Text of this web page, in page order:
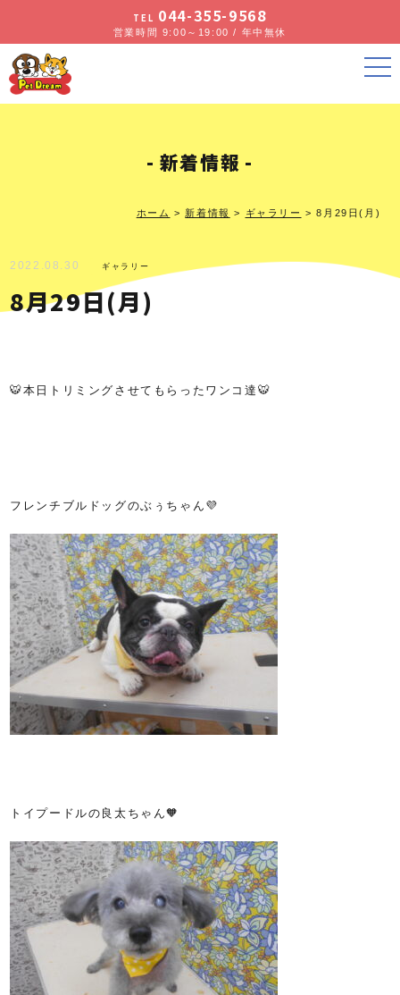
TEL 044-355-9568
営業時間 9:00～19:00 / 年中無休
新着情報
ホーム > 新着情報 > ギャラリー >8月29日(月)
2022.08.30 ギャラリー
8月29日(月)
🐯本日トリミングさせてもらったワンコ達🐯
フレンチブルドッグのぶぅちゃん💜
トイプードルの良太ちゃん🧡